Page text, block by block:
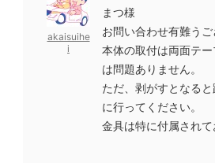
akaisuihe
i
まつ様
お問い合わせ有難うご
本体の取付は両面テ
は問題ありません。
ただ、剥がすとなる
に行ってください。
金具は特に付属されて